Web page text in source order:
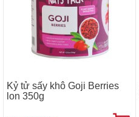
Kỷ tử sấy khô Goji Berries
lon 350g